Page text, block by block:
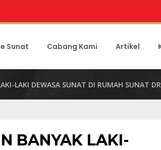
Sunat Cabang Kami Artikel
LAKI DEWASA SUNAT DI RUMAH SUNAT
BANYAK LAKI-